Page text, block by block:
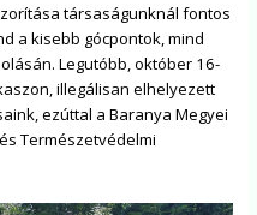
társaságunknál fontos
a kisebb gócpontok, mind
Legutóbb, október 16-
illegálisan elhelyezett
ezúttal a Baranya Megyei
Természetvédelmi